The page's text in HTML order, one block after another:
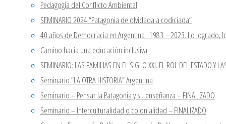
Pedagogía del Conflicto Ambiental
SEMINARIO 2024 “Patagonia de olvidada a codiciada”
40 años de Democracia en Argentina . 1983 – 2023. Lo
Camino hacia una educación inclusiva
SEMINARIO: LAS FAMILIAS EN EL SIGLO XXI. EL ROL DEL ESTADO Y
Seminario “LA OTRA HISTORIA” Argentina
Seminario – Pensar la Patagonia y su enseñanza – FINALIZADO
Seminario – Interculturalidad o colonialidad – FINALIZADO
aprender”
18 agosto,
historias de una Patria Grande”
Comentarios recientes
Casa Patria Neuquen
“LA OTRA HISTORIA” Argentina
STELLA VLLEGAS
“LA OTRA HISTORIA” Argentina
STELLA VLLEGAS en
Seminario
“LA OTRA HISTORIA” Argentina